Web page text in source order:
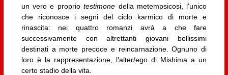
un vero e propriotestimone della metempsicosi, l’unico
che riconosce i segni del ciclo karmico di morte e
rinascita: nei quattro romanzi avrà a che fare
successivamente con altrettanti giovani bellissimi
destinati a morte precoce e reincarnazione. Ognuno di
loro è la rappresentazione, l’alter/ego di Mishima a un
certo stadio della vita.